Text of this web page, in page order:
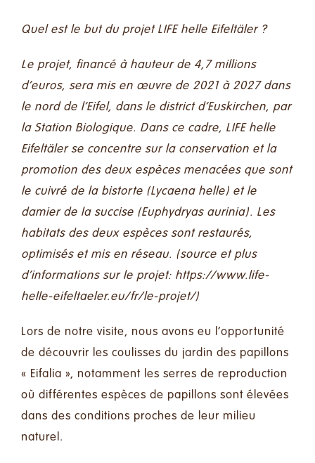
Quel est le but du projet LIFE helle Eifeltäler ?
Le projet, financé à hauteur de 4,7 millions
d’euros, sera mis en œuvre de 2021 à 2027 dans
le nord de l’Eifel, dans le district d’Euskirchen, par
la Station Biologique. Dans ce cadre, LIFE helle
Eifeltäler se concentre sur la conservation et la
promotion des deux espèces menacées que sont
le cuivré de la bistorte (Lycaena helle) et le
damier de la succise (Euphydryas aurinia). Les
habitats des deux espèces sont restaurés,
optimisés et mis en réseau. (source et plus
d’informations sur le projet: https://www.life-
helle-eifeltaeler.eu/fr/le-projet/)
Lors de notre visite, nous avons eu l’opportunité
de découvrir les coulisses du jardin des papillons
« Eifalia », notamment les serres de reproduction
où différentes espèces de papillons sont élevées
dans des conditions proches de leur milieu
naturel.